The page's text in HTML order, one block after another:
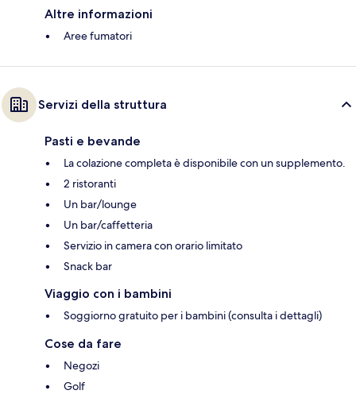
Altre informazioni
Aree fumatori
Servizi della struttura
Pasti e bevande
La colazione completa è disponibile con un supplemento.
2 ristoranti
Un bar/lounge
Un bar/caffetteria
Servizio in camera con orario limitato
Snack bar
Viaggio con i bambini
Soggiorno gratuito per i bambini (consulta i dettagli)
Cose da fare
Negozi
Golf